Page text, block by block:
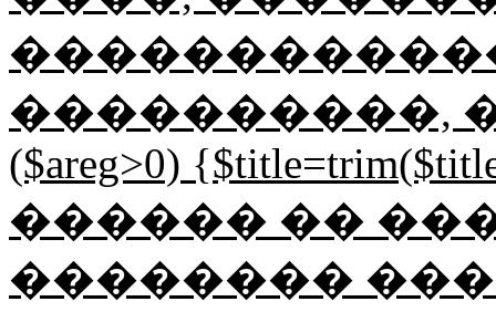
����������,
($areg>0)
������ ��
��������